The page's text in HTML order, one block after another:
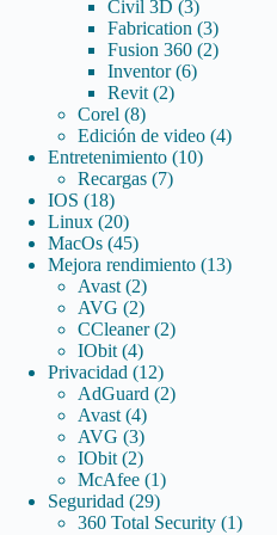
Civil 3D 33
productos
Fabrication 33
productos
Fusion 360 22
Inventor 66
Revit 22
Corel 88
productos
Edición de video 44
Entretenimiento 1010
Recargas 77
IOS 1818
productos
Linux 2020
productos
MacOs 4545
productos
Mejora rendimiento 1313
Avast 22
productos
AVG 22
productos
CCleaner 22
IObit 44
productos
Privacidad 1212
productos
AdGuard 22
Avast 44
productos
AVG 33
productos
IObit 22
productos
McAfee 11
producto
Seguridad 2929
productos
360 Total Security 11